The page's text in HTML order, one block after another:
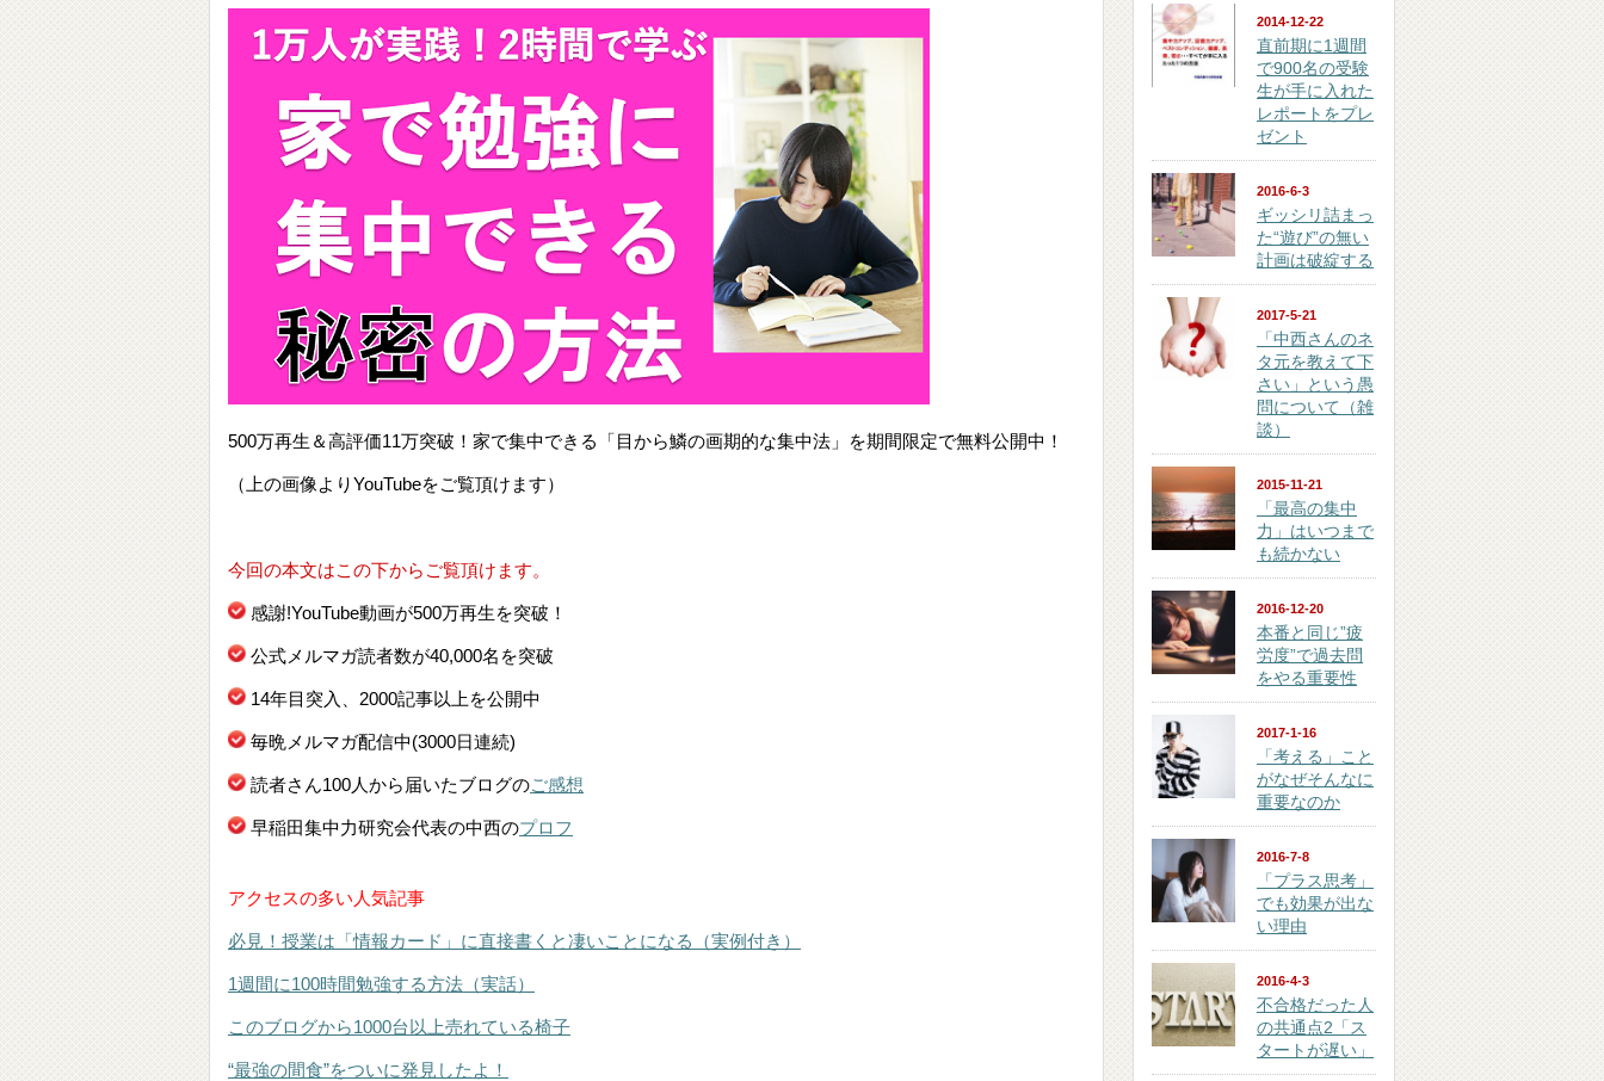
500万再生＆高評価11万突破！家で集中できる「目から鱗の画期的な集中法」を期間限定で無料公開中！
（上の画像よりYouTubeをご覧頂けます）
今回の本文はこの下からご覧頂けます。
感謝!YouTube動画が500万再生を突破！
公式メルマガ読者数が40,000名を突破
14年目突入、2000記事以上を公開中
毎晩メルマガ配信中(3000日連続)
読者さん100人から届いたブログのご感想
早稲田集中力研究会代表の中西のプロフ
アクセスの多い人気記事
必見！授業は「情報カード」に直接書くと凄いことになる（実例付き）
1週間に100時間勉強する方法（実話）
このブログから1000台以上売れている椅子
“最強の間食”をついに発見したよ！
2014-12-22
直前期に1週間
で900名の受験
生が手に入れた
レポートをプレ
ゼント
2016-6-3
ギッシリ詰まっ
た“遊び”の無い
計画は破綻する
2017-5-21
「中西さんのネ
タ元を教えて下
さい」という愚
問について（雑
談）
2015-11-21
「最高の集中
力」はいつまで
も続かない
2016-12-20
本番と同じ”疲
労度”で過去問
をやる重要性
2017-1-16
「考える」こと
がなぜそんなに
重要なのか
2016-7-8
「プラス思考」
でも効果が出な
い理由
2016-4-3
不合格だった人
の共通点2「ス
タートが遅い」